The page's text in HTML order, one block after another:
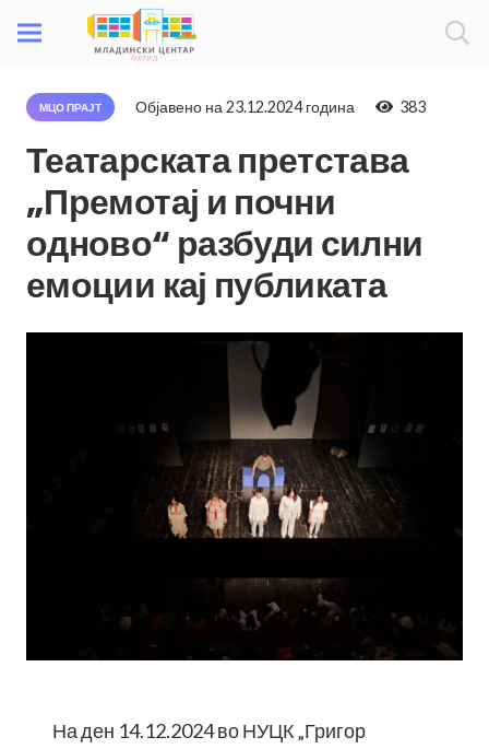
МЦО ПРАЈТ Објавено на23.12.2024 година 383
Театарската претстава
„Премотај и почни
одново“ разбуди силни
емоции кај публиката
На ден 14.12.2024 во НУЦК „Григор